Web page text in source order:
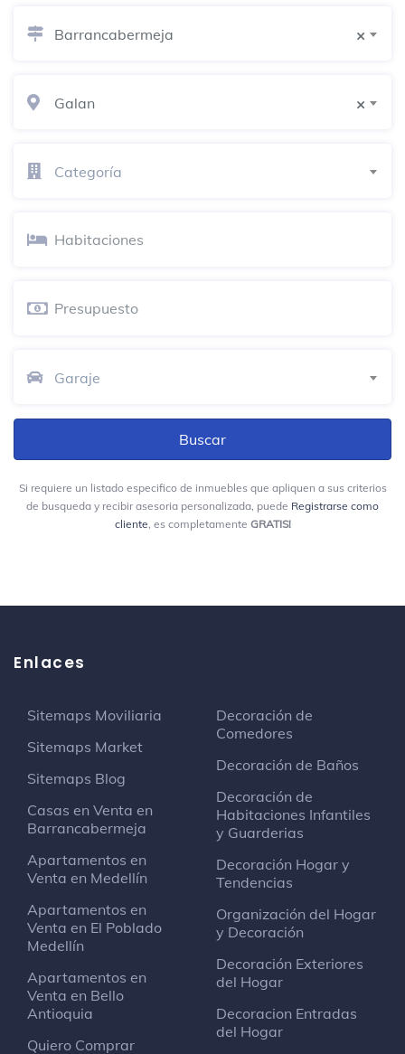
Centro espiritual
Restaurante Asadero El Edén
Boutique Médica Ortopédica
El Machin
Popsy
La Barra Pub Barranca
Bar de cócteles
1 Cuadra Parque De La Vida
Don Jacobo
Tienda de delicatesen
Centro De Reconocimiento De
Conductores Prevenir S. A. S
Estructura
Banco Bogota
Banco
Seguralia - Expertos en Medicina
Prepagada y Seguros de Salud
Servicio financiero
×
Barrancabermeja
×
Galan
Categoría
Garaje
Si requiere un listado especifico de inmuebles que apliquen a sus criterios
de busqueda y recibir asesoria personalizada, puede Registrarse como
cliente, es completamente GRATIS!
Enlaces
Sitemaps Moviliaria
Sitemaps Market
Sitemaps Blog
Casas en Venta en
Barrancabermeja
Apartamentos en
Venta en Medellín
Apartamentos en
Venta en El Poblado
Medellín
Apartamentos en
Venta en Bello
Antioquia
Quiero Comprar
Decoración de
Comedores
Decoración de Baños
Decoración de
Habitaciones Infantiles
y Guarderias
Decoración Hogar y
Tendencias
Organización del Hogar
y Decoración
Decoración Exteriores
del Hogar
Decoracion Entradas
del Hogar